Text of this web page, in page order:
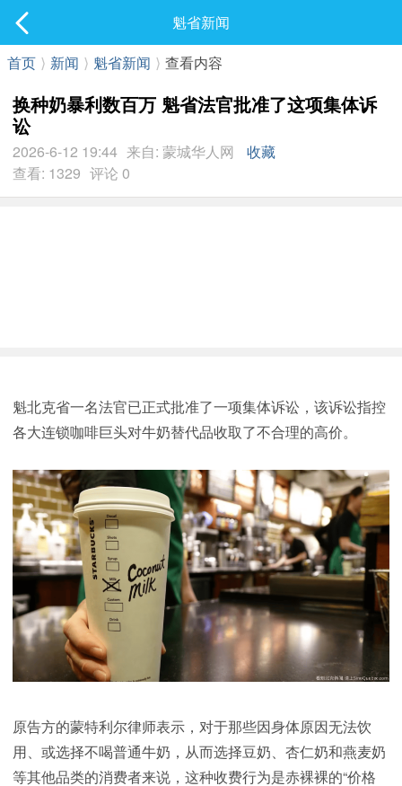
最新发表
魁省新闻
首页 ⟩ 新闻 ⟩ 魁省新闻 ⟩ 查看内容
换种奶暴利数百万 魁省法官批准了这项集体诉
讼
2026-6-12 19:44 来自: 蒙城华人网
收藏
查看: 1329 评论 0
魁北克省一名法官已正式批准了一项集体诉讼，该诉讼指控
各大连锁咖啡巨头对牛奶替代品收取了不合理的高价。
原告方的蒙特利尔律师表示，对于那些因身体原因无法饮
用、或选择不喝普通牛奶，从而选择豆奶、杏仁奶和燕麦奶
等其他品类的消费者来说，这种收费行为是赤裸裸的“价格